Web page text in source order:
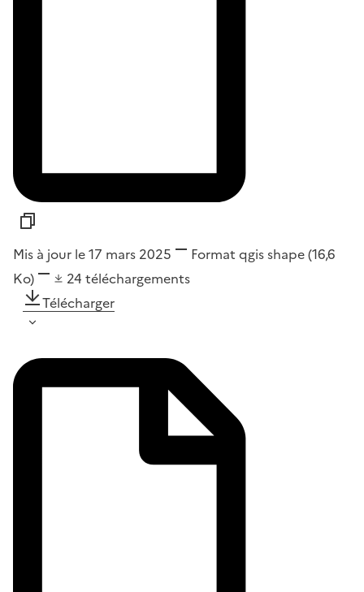
Mis à jour le 17 mars 2025 Format qgis shape(16,6
Ko)
24 téléchargements
Télécharger